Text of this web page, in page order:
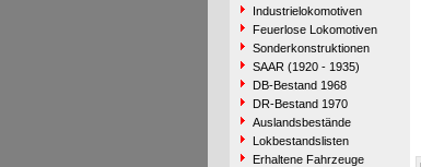
Industrielokomotiven
Feuerlose Lokomotiven
Sonderkonstruktionen
SAAR (1920 - 1935)
DB-Bestand 1968
DR-Bestand 1970
Auslandsbestände
Lokbestandslisten
Erhaltene Fahrzeuge